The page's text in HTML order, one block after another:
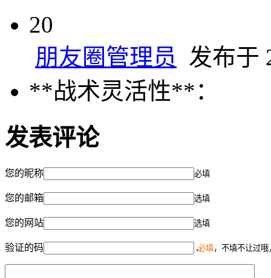
20
朋友圈管理员
发布于
**战术灵活性**：
发表评论
您的昵称 必填
您的邮箱 选填
您的网站 选填
验证的码 必填，不填不让过